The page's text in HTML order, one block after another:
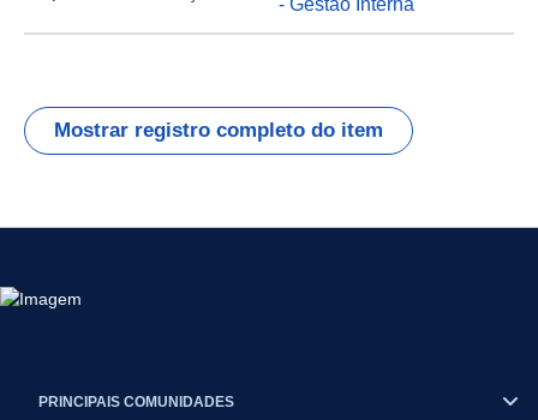
- Gestão Interna
Mostrar registro completo do item
PRINCIPAIS COMUNIDADES